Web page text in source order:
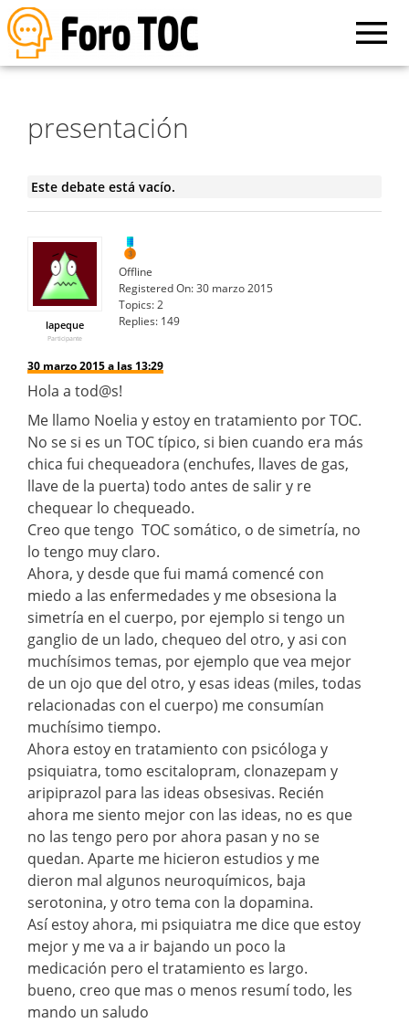
presentación
Este debate está vacío.
lapeque
Participante
Offline
Registered On:30 marzo 2015
Topics:2
Replies: 149
30 marzo 2015 a las 13:29
Hola a tod@s!
Me llamo Noelia y estoy en tratamiento por TOC.
No se si es un TOC típico, si bien cuando era más
chica fui chequeadora (enchufes, llaves de gas,
llave de la puerta) todo antes de salir y re
chequear lo chequeado.
Creo que tengo TOC somático, o de simetría, no
lo tengo muy claro.
Ahora, y desde que fui mamá comencé con
miedo a las enfermedades y me obsesiona la
simetría en el cuerpo, por ejemplo si tengo un
ganglio de un lado, chequeo del otro, y asi con
muchísimos temas, por ejemplo que vea mejor
de un ojo que del otro, y esas ideas (miles, todas
relacionadas con el cuerpo) me consumían
muchísimo tiempo.
Ahora estoy en tratamiento con psicóloga y
psiquiatra, tomo escitalopram, clonazepam y
aripiprazol para las ideas obsesivas. Recién
ahora me siento mejor con las ideas, no es que
no las tengo pero por ahora pasan y no se
quedan. Aparte me hicieron estudios y me
dieron mal algunos neuroquímicos, baja
serotonina, y otro tema con la dopamina.
Así estoy ahora, mi psiquiatra me dice que estoy
mejor y me va a ir bajando un poco la
medicación pero el tratamiento es largo.
bueno, creo que mas o menos resumí todo, les
mando un saludo